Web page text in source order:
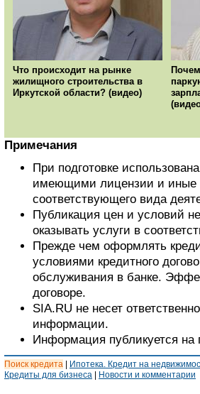
Что происходит на рынке
жилищного строительства в
Иркутской области? (видео)
Примечания
При подготовке
имеющими лицензии и иные
соответствующего вида
Публикация цен и условий
оказывать услуги в
Прежде чем оформлять
условиями кредитного
обслуживания в банке.
договоре.
SIA.RU не несет
информации.
Информация публикуется на
Поиск кредита
Ипотека. Кредит на
Кредиты для бизнеса
Новости и комментарии